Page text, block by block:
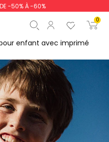
DE -50% À -60%
0
0,00 €
Commencer la
enfant avec imprimé